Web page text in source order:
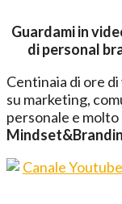
Guardami in
di personal
Centinaia di ore
su marketing,
personale e